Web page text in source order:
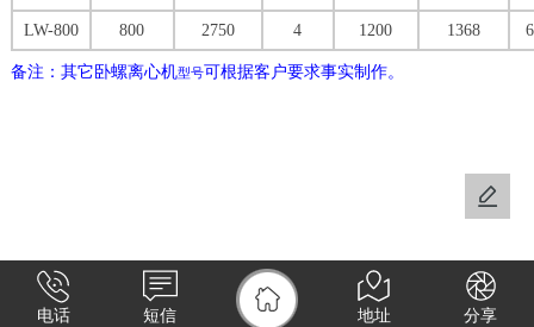
LW-800 800 2750 4 1200 1368
备注：其它卧螺离心机型号可根据客户要求事实制作。
电话 短信 地址 分享